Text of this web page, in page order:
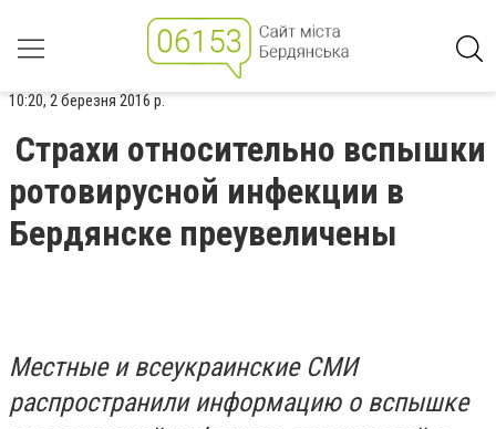
10:20, 2 березня 2016 р.
Страхи относительно вспышки
ротовирусной инфекции в
Бердянске преувеличены
Местные и всеукраинские СМИ
распространили информацию о вспышке